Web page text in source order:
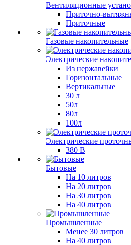
Вентиляционные
Приточно-
Приточные
Газовые накопительные
Электрические
Из нержавейки
Горизонтальные
Вертикальные
30 л
50л
80л
100л
Электрические
380 В
Бытовые
На 10 литров
На 20 литров
На 30 литров
На 40 литров
Промышленные
Менее 30 литров
На 40 литров